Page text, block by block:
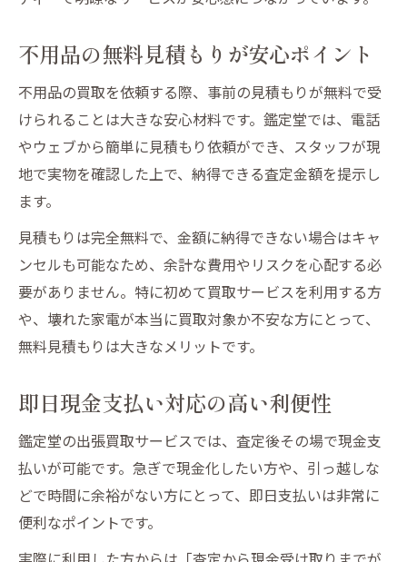
不用品の無料見積もりが安心ポイント
不用品の買取を依頼する際、事前の見積もりが無料で受
けられることは大きな安心材料です。鑑定堂では、電話
やウェブから簡単に見積もり依頼ができ、スタッフが現
地で実物を確認した上で、納得できる査定金額を提示し
ます。
見積もりは完全無料で、金額に納得できない場合はキャ
ンセルも可能なため、余計な費用やリスクを心配する必
要がありません。特に初めて買取サービスを利用する方
や、壊れた家電が本当に買取対象か不安な方にとって、
無料見積もりは大きなメリットです。
即日現金支払い対応の高い利便性
鑑定堂の出張買取サービスでは、査定後その場で現金支
払いが可能です。急ぎで現金化したい方や、引っ越しな
どで時間に余裕がない方にとって、即日支払いは非常に
便利なポイントです。